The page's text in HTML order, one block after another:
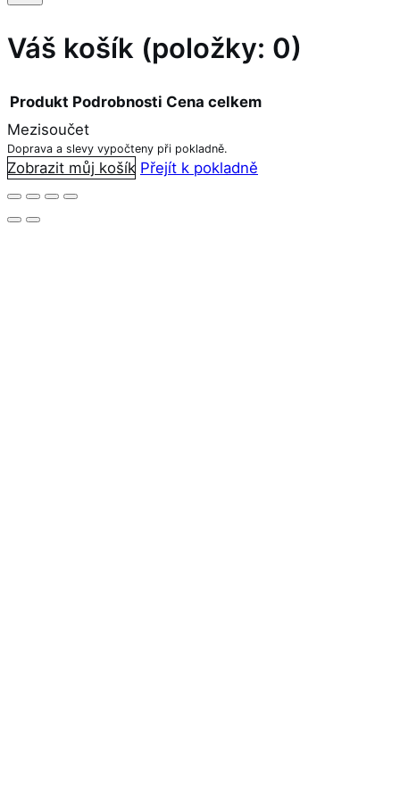
Váš košík (položky: 0)
Produkty
v
košíku
Produkt Podrobnosti Cena celkem
Mezisoučet
Doprava a slevy vypočteny při pokladně.
Zobrazit můj košík Přejít k pokladně